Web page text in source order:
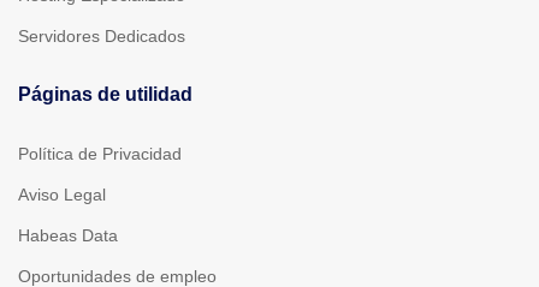
Servidores Dedicados
Páginas de utilidad
Política de Privacidad
Aviso Legal
Habeas Data
Oportunidades de empleo